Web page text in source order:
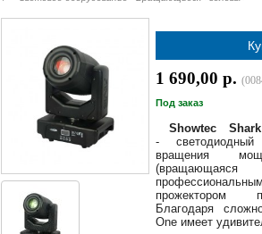
1 690,00 р.
Под заказ
Showtec
- светодиодный
вращения
(вращающаяся
прожектором
Благодаря
One имеет